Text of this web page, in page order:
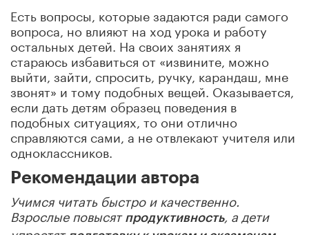
Есть вопросы, которые задаются ради самого
вопроса, но влияют на ход урока и работу
остальных детей. На своих занятиях я
стараюсь избавиться от «извините, можно
выйти, зайти, спросить, ручку, карандаш, мне
звонят» и тому подобных вещей. Оказывается,
если дать детям образец поведения в
подобных ситуациях, то они отлично
справляются сами, а не отвлекают учителя или
одноклассников.
Рекомендации автора
Учимся читать быстро и качественно.
Взрослые повысят продуктивность, а дети